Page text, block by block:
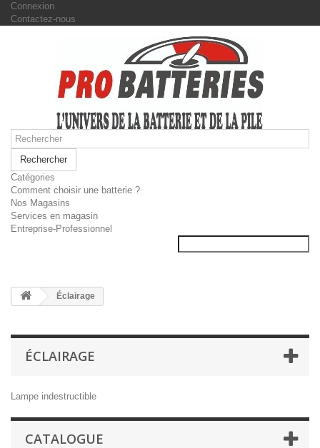
Connexion
Contactez-nous
Rechercher
Catégories
Comment choisir une batterie ?
Nos Magasins
Services en magasin
Entreprise-Professionnel
Éclairage
ÉCLAIRAGE
Lampe indestructible
CATALOGUE